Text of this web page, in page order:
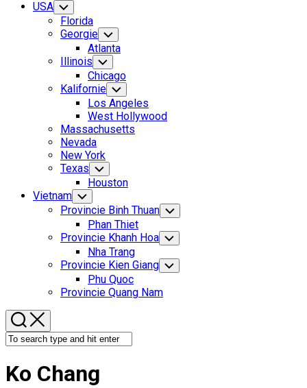
USA Toggle
Child
Menu
Florida
Georgie Toggle
Child
Menu
Atlanta
Illinois Toggle
Child
Menu
Chicago
Kalifornie Toggle
Child
Menu
Los Angeles
West Hollywood
Massachusetts
Nevada
New York
Texas Toggle
Child
Menu
Houston
Vietnam Toggle
Child
Menu
Provincie Binh Thuan Toggle
Child
Menu
Phan Thiet
Provincie Khanh Hoa Toggle
Child
Menu
Nha Trang
Provincie Kien Giang Toggle
Child
Phu Quoc
Provincie Quang Nam
Ko Chang